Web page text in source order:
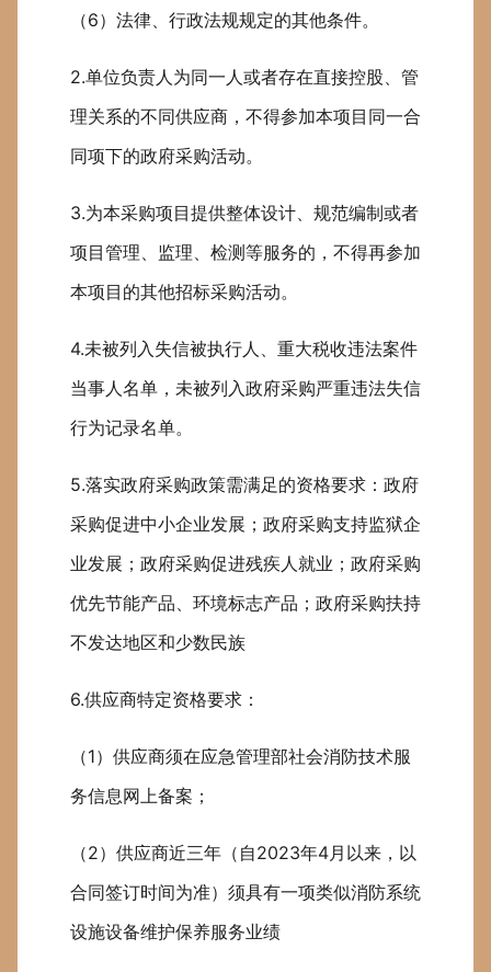
（6）法律、行政法规规定的其他条件。
2.单位负责人为同一人或者存在直接控股、管
理关系的不同供应商，不得参加本项目同一合
同项下的政府采购活动。
3.为本采购项目提供整体设计、规范编制或者
项目管理、监理、检测等服务的，不得再参加
本项目的其他招标采购活动。
4.未被列入失信被执行人、重大税收违法案件
当事人名单，未被列入政府采购严重违法失信
行为记录名单。
5.落实政府采购政策需满足的资格要求：政府
采购促进中小企业发展；政府采购支持监狱企
业发展；政府采购促进残疾人就业；政府采购
优先节能产品、环境标志产品；政府采购扶持
不发达地区和少数民族
6.供应商特定资格要求：
（1）供应商须在应急管理部社会消防技术服
务信息网上备案；
（2）供应商近三年（自2023年4月以来，以
合同签订时间为准）须具有一项类似消防系统
设施设备维护保养服务业绩